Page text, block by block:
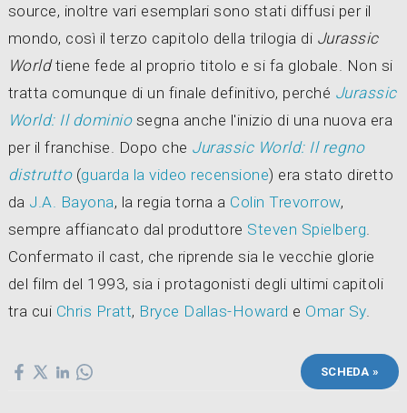
source, inoltre vari esemplari sono stati diffusi per il
mondo, così il terzo capitolo della trilogia di Jurassic
Worldtiene fede al proprio titolo e si fa globale. Non si
tratta comunque di un finale definitivo, perché Jurassic
World: Il dominiosegna anche l'inizio di una nuova era
per il franchise. Dopo che Jurassic World: Il regno
distrutto(guarda la video recensione) era stato diretto
da J.A. Bayona, la regia torna a Colin Trevorrow,
sempre affiancato dal produttore Steven Spielberg
Confermato il cast, che riprende sia le vecchie glorie
del film del 1993, sia i protagonisti degli ultimi capitoli
tra cui Chris Pratt, Bryce Dallas-Howard e Omar Sy.
SCHEDA »